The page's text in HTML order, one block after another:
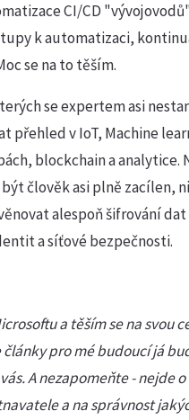
CI/CD
k automatizaci,
se na to těším.
se expertem asi
přehled v IoT, Machine
blockchain a analytice.
člověk asi plně zacílen,
alespoň šifrování
a síťové bezpečnosti.
a těším se na svou
články pro mé budoucí já
A nezapomeňte - nejde
a na správnost